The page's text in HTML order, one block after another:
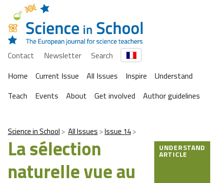
Contact Newsletter
Search
Home
Current Issue All Issues Inspire
Understand
Teach
Events About Get involved Author guidelines
Science in School All Issues Issue 14
La sélection
naturelle vue au
UNDERSTAND
ARTICLE